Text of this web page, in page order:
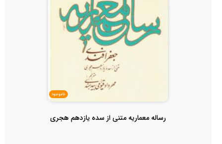
ناموجود
رساله معماریه متنی از سده یازدهم هجری